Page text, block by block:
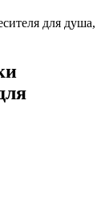
для душа,